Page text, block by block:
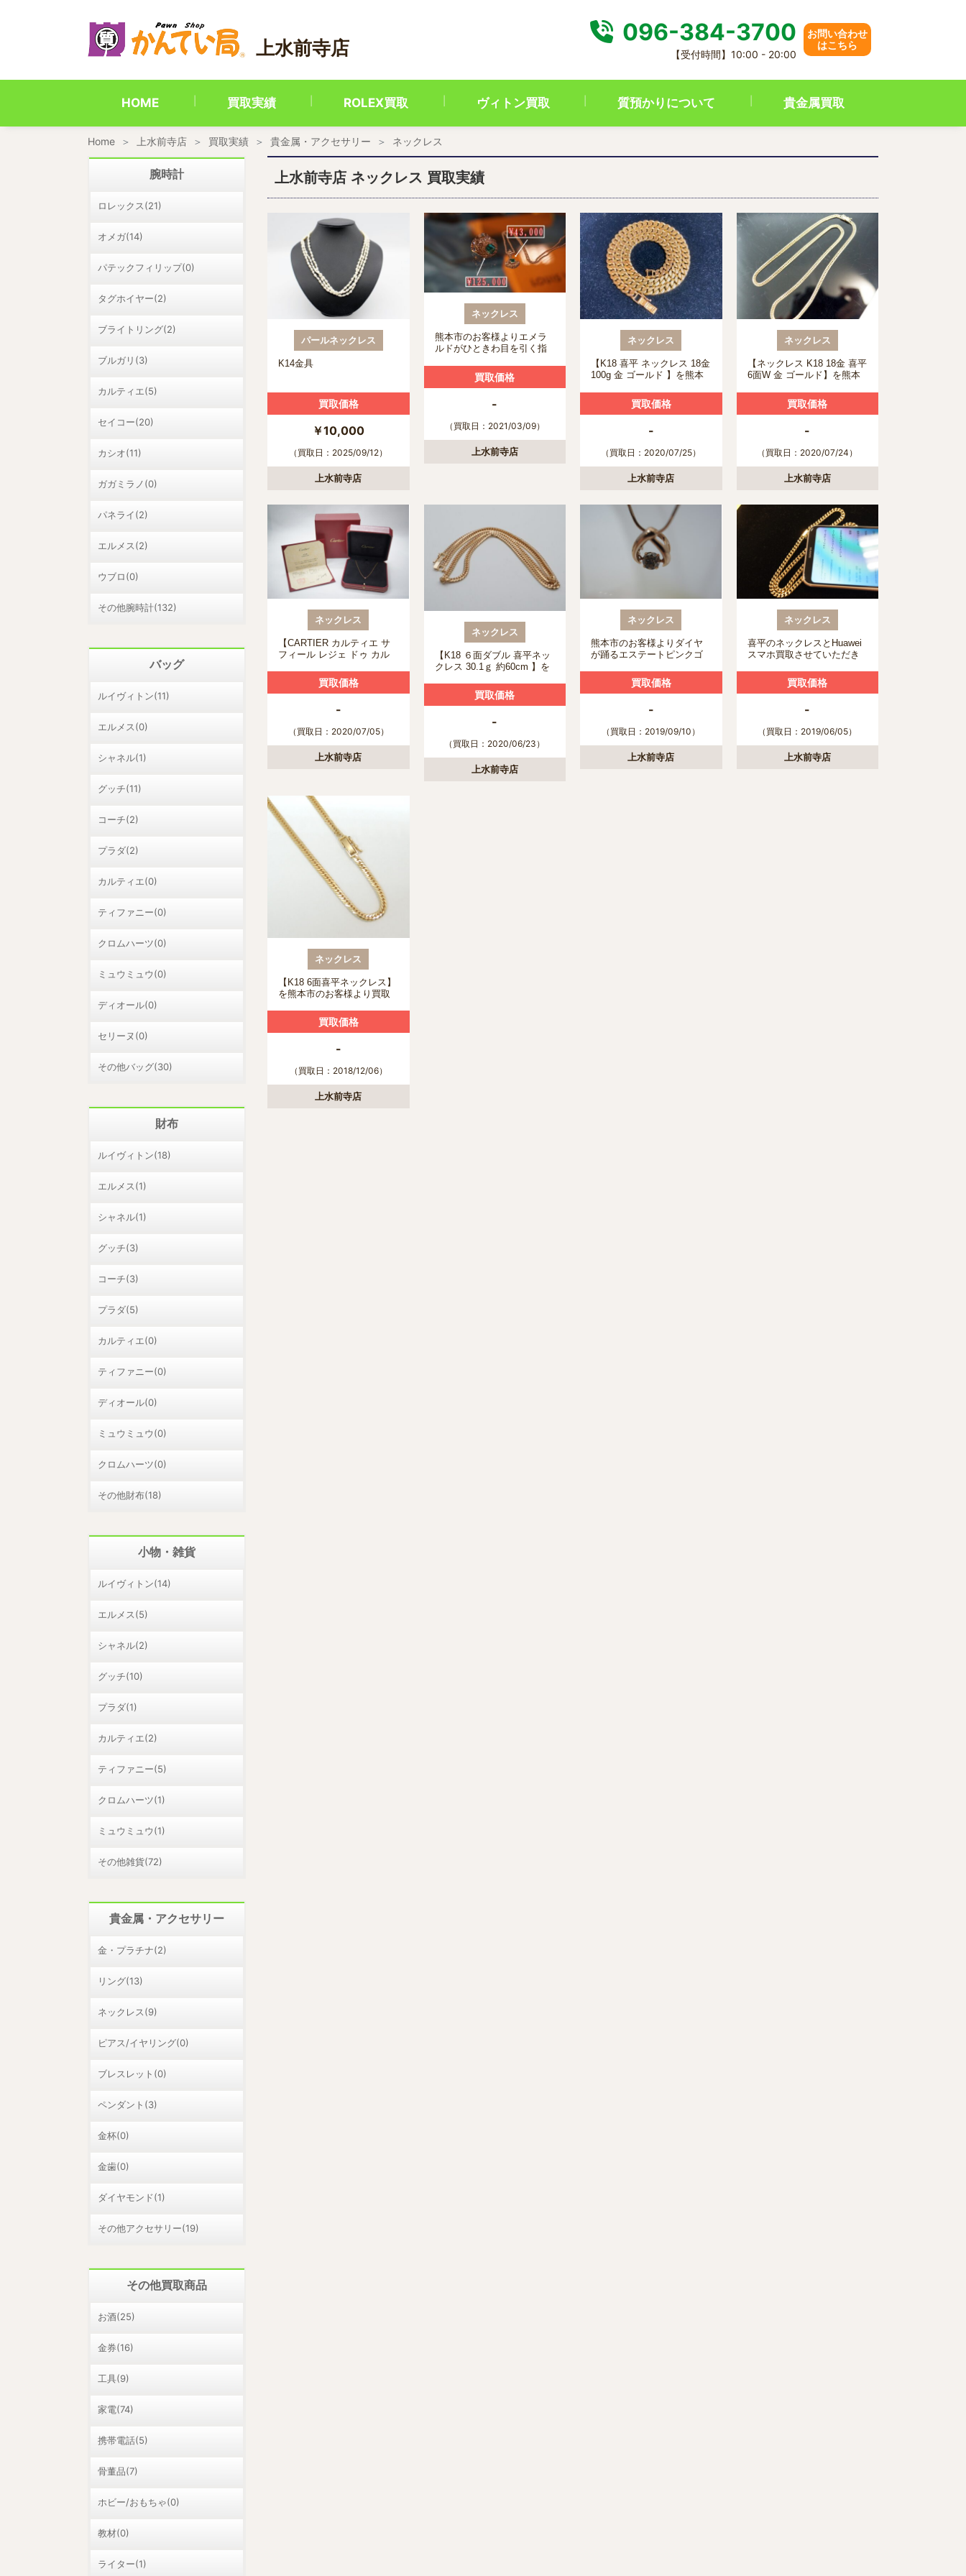
上水前寺店
096-384-3700
【受付時間】10:00 - 20:00
お問い合わせ
はこちら
HOME 買取実績 ROLEX買取 ヴィトン買取 質預かりについて 貴金属買取
Home 上水前寺店 買取実績 貴金属・アクセサリー ネックレス
上水前寺店 ネックレス 買取実績
パールネックレス
K14金具
買取価格
￥10,000
（買取日：2025/09/12）
上水前寺店
ネックレス
熊本市のお客様よりエメラ
ルドがひときわ目を引く指
いただきました。
買取価格
-
（買取日：2021/03/09）
上水前寺店
ネックレス
【K18 喜平 ネックレス 18金
100g 金 ゴールド 】を熊本
頂きました！買取価格
-
（買取日：2020/07/25）
上水前寺店
ネックレス
【ネックレス K18 18金 喜平
6面W 金 ゴールド】を熊本
頂きました！買取価格
-
（買取日：2020/07/24）
上水前寺店
ネックレス
【CARTIER カルティエ サ
フィール レジェ ドゥ カル
B7218400 K18PG ピンクゴ
ールド ピンクサファイア】
いたしました。
買取価格
-
（買取日：2020/07/05）
上水前寺店
ネックレス
【K18 ６面ダブル 喜平ネッ
クレス 30.1ｇ 約60cm 】を
買取価格
-
（買取日：2020/06/23）
上水前寺店
ネックレス
熊本市のお客様よりダイヤ
が踊るエステートピンクゴ
ていただきました！
買取価格
-
（買取日：2019/09/10）
上水前寺店
ネックレス
喜平のネックレスとHuawei
スマホ買取させていただき
買取価格
-
（買取日：2019/06/05）
上水前寺店
ネックレス
【K18 6面喜平ネックレス】
を熊本市のお客様より買取
買取価格
-
（買取日：2018/12/06）
上水前寺店
腕時計
ロレックス(21)
オメガ(14)
パテックフィリップ(0)
タグホイヤー(2)
ブライトリング(2)
ブルガリ(3)
カルティエ(5)
セイコー(20)
カシオ(11)
ガガミラノ(0)
パネライ(2)
エルメス(2)
ウブロ(0)
その他腕時計(132)
バッグ
ルイヴィトン(11)
エルメス(0)
シャネル(1)
グッチ(11)
コーチ(2)
プラダ(2)
カルティエ(0)
ティファニー(0)
クロムハーツ(0)
ミュウミュウ(0)
ディオール(0)
セリーヌ(0)
その他バッグ(30)
財布
ルイヴィトン(18)
エルメス(1)
シャネル(1)
グッチ(3)
コーチ(3)
プラダ(5)
カルティエ(0)
ティファニー(0)
ディオール(0)
ミュウミュウ(0)
クロムハーツ(0)
その他財布(18)
小物・雑貨
ルイヴィトン(14)
エルメス(5)
シャネル(2)
グッチ(10)
プラダ(1)
カルティエ(2)
ティファニー(5)
クロムハーツ(1)
ミュウミュウ(1)
その他雑貨(72)
貴金属・アクセサリー
金・プラチナ(2)
リング(13)
ネックレス(9)
ピアス/イヤリング(0)
ブレスレット(0)
ペンダント(3)
金杯(0)
金歯(0)
ダイヤモンド(1)
その他アクセサリー(19)
その他買取商品
お酒(25)
金券(16)
工具(9)
家電(74)
携帯電話(5)
骨董品(7)
ホビー/おもちゃ(0)
教材(0)
ライター(1)